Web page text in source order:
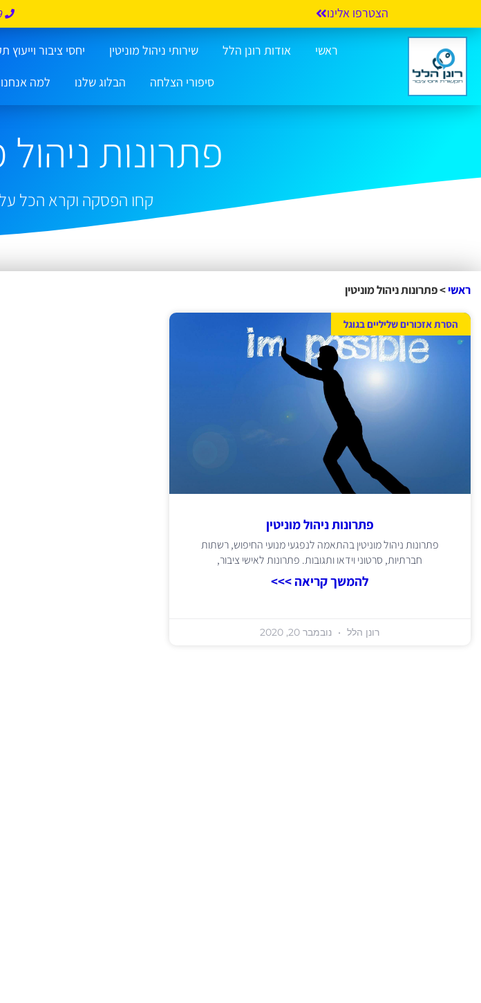
הצטרפו אלינו
ראשי אודות רונן הלל שירותי ניהול מוניטין יחסי ציבור וייעוץ
סיפורי הצלחה
הבלוג שלנו למה אנחנו
פתרונות ניהול
קחו הפסקה וקרא הכל
ראשי>פתרונות ניהול מוניטין
הסרת אזכורים שליליים בגוגל
פתרונות ניהול מוניטין
פתרונות ניהול מוניטין בהתאמה לנפגעי מנועי החיפוש, רשתות
חברתיות, סרטוני וידאו ותגובות. פתרונות לאישי ציבור,
להמשך קריאה >>>
רונן הלל נובמבר 20, 2020